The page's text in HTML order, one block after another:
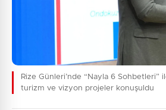
Rize Günleri’nde “Nayla 6 Sohbetleri”
turizm ve vizyon projeler konuşuldu